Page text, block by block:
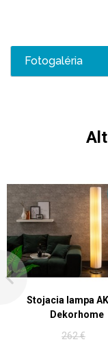
Fotogaléria
Stojacia lampa
Dekorhome
262 €